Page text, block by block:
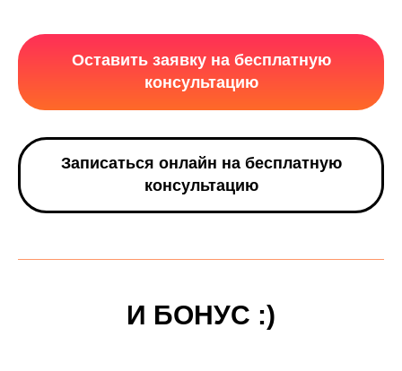
Оставить заявку на бесплатную
консультацию
Записаться онлайн на бесплатную
консультацию
И БОНУС :)